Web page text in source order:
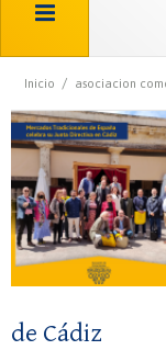
Inicio / asociacion
de Cádiz